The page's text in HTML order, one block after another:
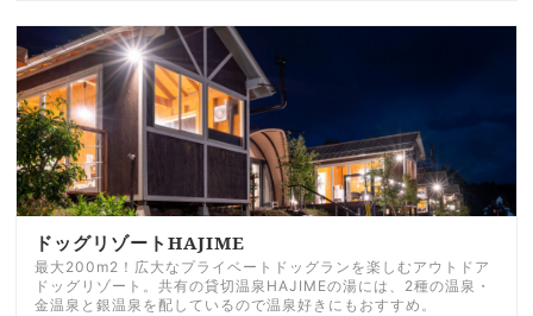
ドッグリゾートHAJIME
最大200m2！広大なプライベートドッグランを楽しむアウトドア
ドッグリゾート。共有の貸切温泉HAJIMEの湯には、2種の温泉・
金温泉と銀温泉を配しているので温泉好きにもおすすめ。